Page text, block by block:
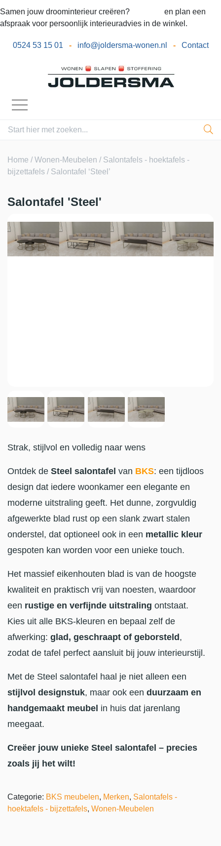
Samen jouw droominterieur creëren?
en plan een
afspraak voor persoonlijk interieuradvies in de winkel.
0524 53 15 01 - info@joldersma-wonen.nl - Contact
Home /Wonen-Meubelen / Salontafels - hoektafels -
bijzettafels / Salontafel ‘Steel’
Salontafel 'Steel'
Strak, stijlvol en volledig naar wens
Ontdek de Steel salontafel van BKS: een tijdloos
design dat iedere woonkamer een elegante en
moderne uitstraling geeft. Het dunne, zorgvuldig
afgewerkte blad rust op een slank zwart stalen
onderstel, dat optioneel ook in een metallic kleur
gespoten kan worden voor een unieke touch.
Het massief eikenhouten blad is van de hoogste
kwaliteit en praktisch vrij van noesten, waardoor
een rustige en verfijnde uitstraling ontstaat.
Kies uit alle BKS-kleuren en bepaal zelf de
afwerking: glad, geschraapt of geborsteld ,
zodat de tafel perfect aansluit bij jouw interieurstijl.
Met de Steel salontafel haal je niet alleen een
stijlvol designstuk, maar ook een duurzaam en
handgemaakt meubel in huis dat jarenlang
meegaat.
Creëer jouw unieke Steel salontafel – precies
zoals jij het wilt!
Categorie: BKS meubelen, Merken, Salontafels -
hoektafels - bijzettafels, Wonen-Meubelen